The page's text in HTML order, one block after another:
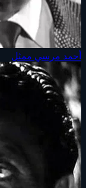
أحمد مرسي ممثل